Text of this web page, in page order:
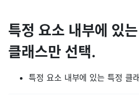
특정 요소 내부에 있
클래스만 선택.
특정 요소 내부에 있는 특정 클